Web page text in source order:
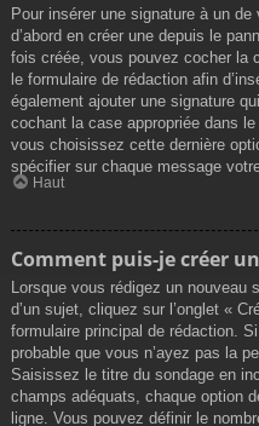
Pour insérer une signature à un
d’abord en créer une depuis le
fois créée, vous pouvez cocher la
le formulaire de rédaction afin
également ajouter une signature
cochant la case appropriée dans
vous choisissez cette dernière
spécifier sur chaque message
Haut
Comment puis-je créer
Lorsque vous rédigez un nouveau
d’un sujet, cliquez sur l’onglet «
formulaire principal de rédaction.
probable que vous n’ayez pas la
Saisissez le titre du sondage en
champs adéquats, chaque option
ligne. Vous pouvez définir le